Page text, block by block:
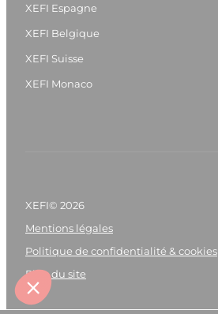
XEFI Espagne
XEFI Belgique
XEFI Suisse
XEFI Monaco
XEFI© 2026
Mentions légales
Politique de confidentialité & cookies
Plan du site